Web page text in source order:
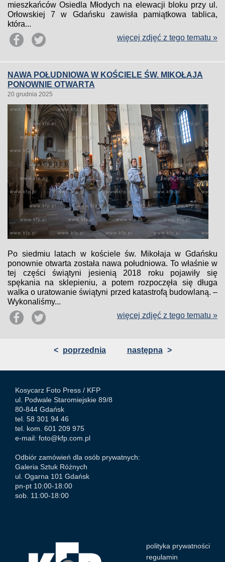
mieszkańców Osiedla Młodych na elewacji bloku przy ul.
Orłowskiej 7 w Gdańsku zawisła pamiątkowa tablica,
która...
więcej zdjęć z tego tematu »
NAWA POŁUDNIOWA W KOŚCIELE ŚW. MIKOŁAJA
PONOWNIE OTWARTA
20 grudnia 2025
Po siedmiu latach w kościele św. Mikołaja w Gdańsku
ponownie otwarta została nawa południowa. To właśnie w
tej części świątyni jesienią 2018 roku pojawiły się
spękania na sklepieniu, a potem rozpoczęła się długa
walka o uratowanie świątyni przed katastrofą budowlaną. –
Wykonaliśmy...
więcej zdjęć z tego tematu »
< poprzednia następna >
Kosycarz Foto Press / KFP
ul. Podwale Staromiejskie 89/8
80-844 Gdańsk
tel. 58 301 94 46
tel. kom. 601 209 975
e-mail: foto@kfp.com.pl
Odbiór zamówień dla osób prywatnych:
Galeria Sztuk Różnych
ul. Ogarna 101 Gdańsk
pn-pt 10:00-18:00
sob. 11:00-18:00
polityka prywatności
regulamin